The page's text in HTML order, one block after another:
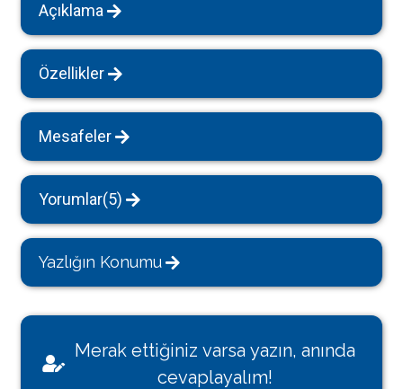
Açıklama
Özellikler
Mesafeler
Yorumlar(5)
Yazlığın Konumu
Merak ettiğiniz varsa yazın, anında
cevaplayalım!